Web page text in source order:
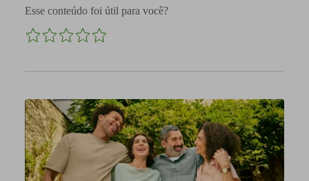
Esse conteúdo foi útil para você?